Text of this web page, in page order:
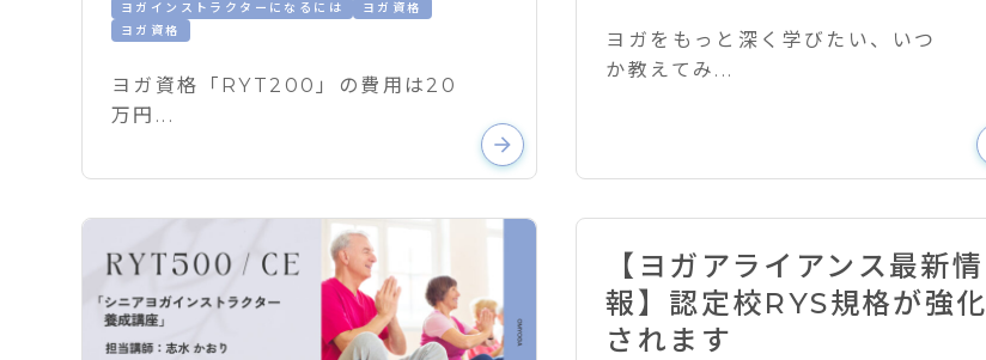
ヨガインストラクターになるには
ヨガ資格
ヨガ資格
ヨガ資格「RYT200」の費用は20
万円...
arrow_forward
ヨガをもっと深く学びたい、いつ
か教えてみ...
【ヨガアライアンス最新情
報】認定校RYS規格が強化
されます